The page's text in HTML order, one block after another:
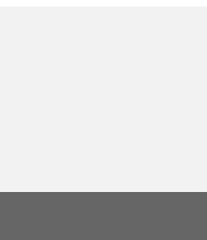
支持政府政